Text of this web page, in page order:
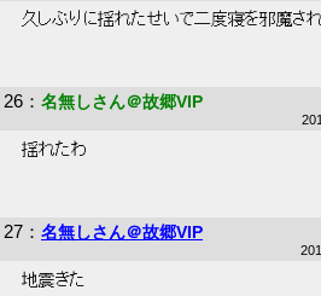
久しぶりに揺れたせいで二度寝を邪魔さ
26 ： 名無しさん＠故郷VIP
揺れたわ
27 ： 名無しさん＠故郷VIP
地震きた